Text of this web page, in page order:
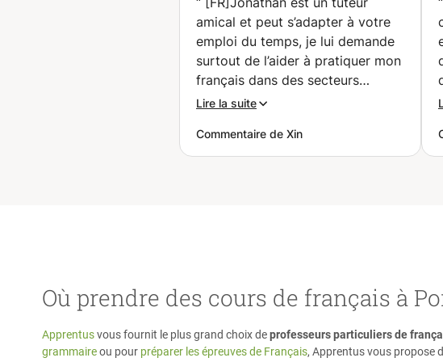
amical et peut s’adapter à votre
emploi du temps, je lui demande
surtout de l’aider à pratiquer mon
français dans des secteurs
spécifiques concernant mon
principalement vous aider en
fonction de vos propres livres
ask his help to practice my
concerning my working project,
he can mainly assist you
Lire la suite
Commentaire de Xin
Où prendre des cours de français à
Apprentusvous fournit le plus grand choix deprofesseurs particuliers de
grammaireou pour préparer les épreuves de Français, Apprentus vous propose